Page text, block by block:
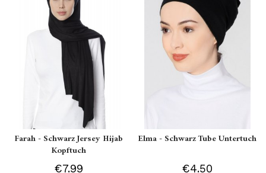
Farah - Schwarz Jersey Hijab
Kopftuch
€7.99
Elma - Schwarz Tube Untertuch
€4.50